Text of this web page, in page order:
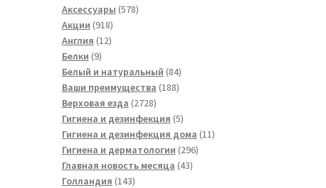
товара
Аксессуары 578578
Акции 918918
товаров
Англия 1212
Белки 99
товаров
Белый и натуральный 8484
товара
Ваши преимущества 188188
Верховая езда 27282728
товаров
Гигиена и дезинфекция 55
товаров
Гигиена и дезинфекция дома 1111
Гигиена и дерматологии 296296
Главная новость месяца 4343
Голландия 143143